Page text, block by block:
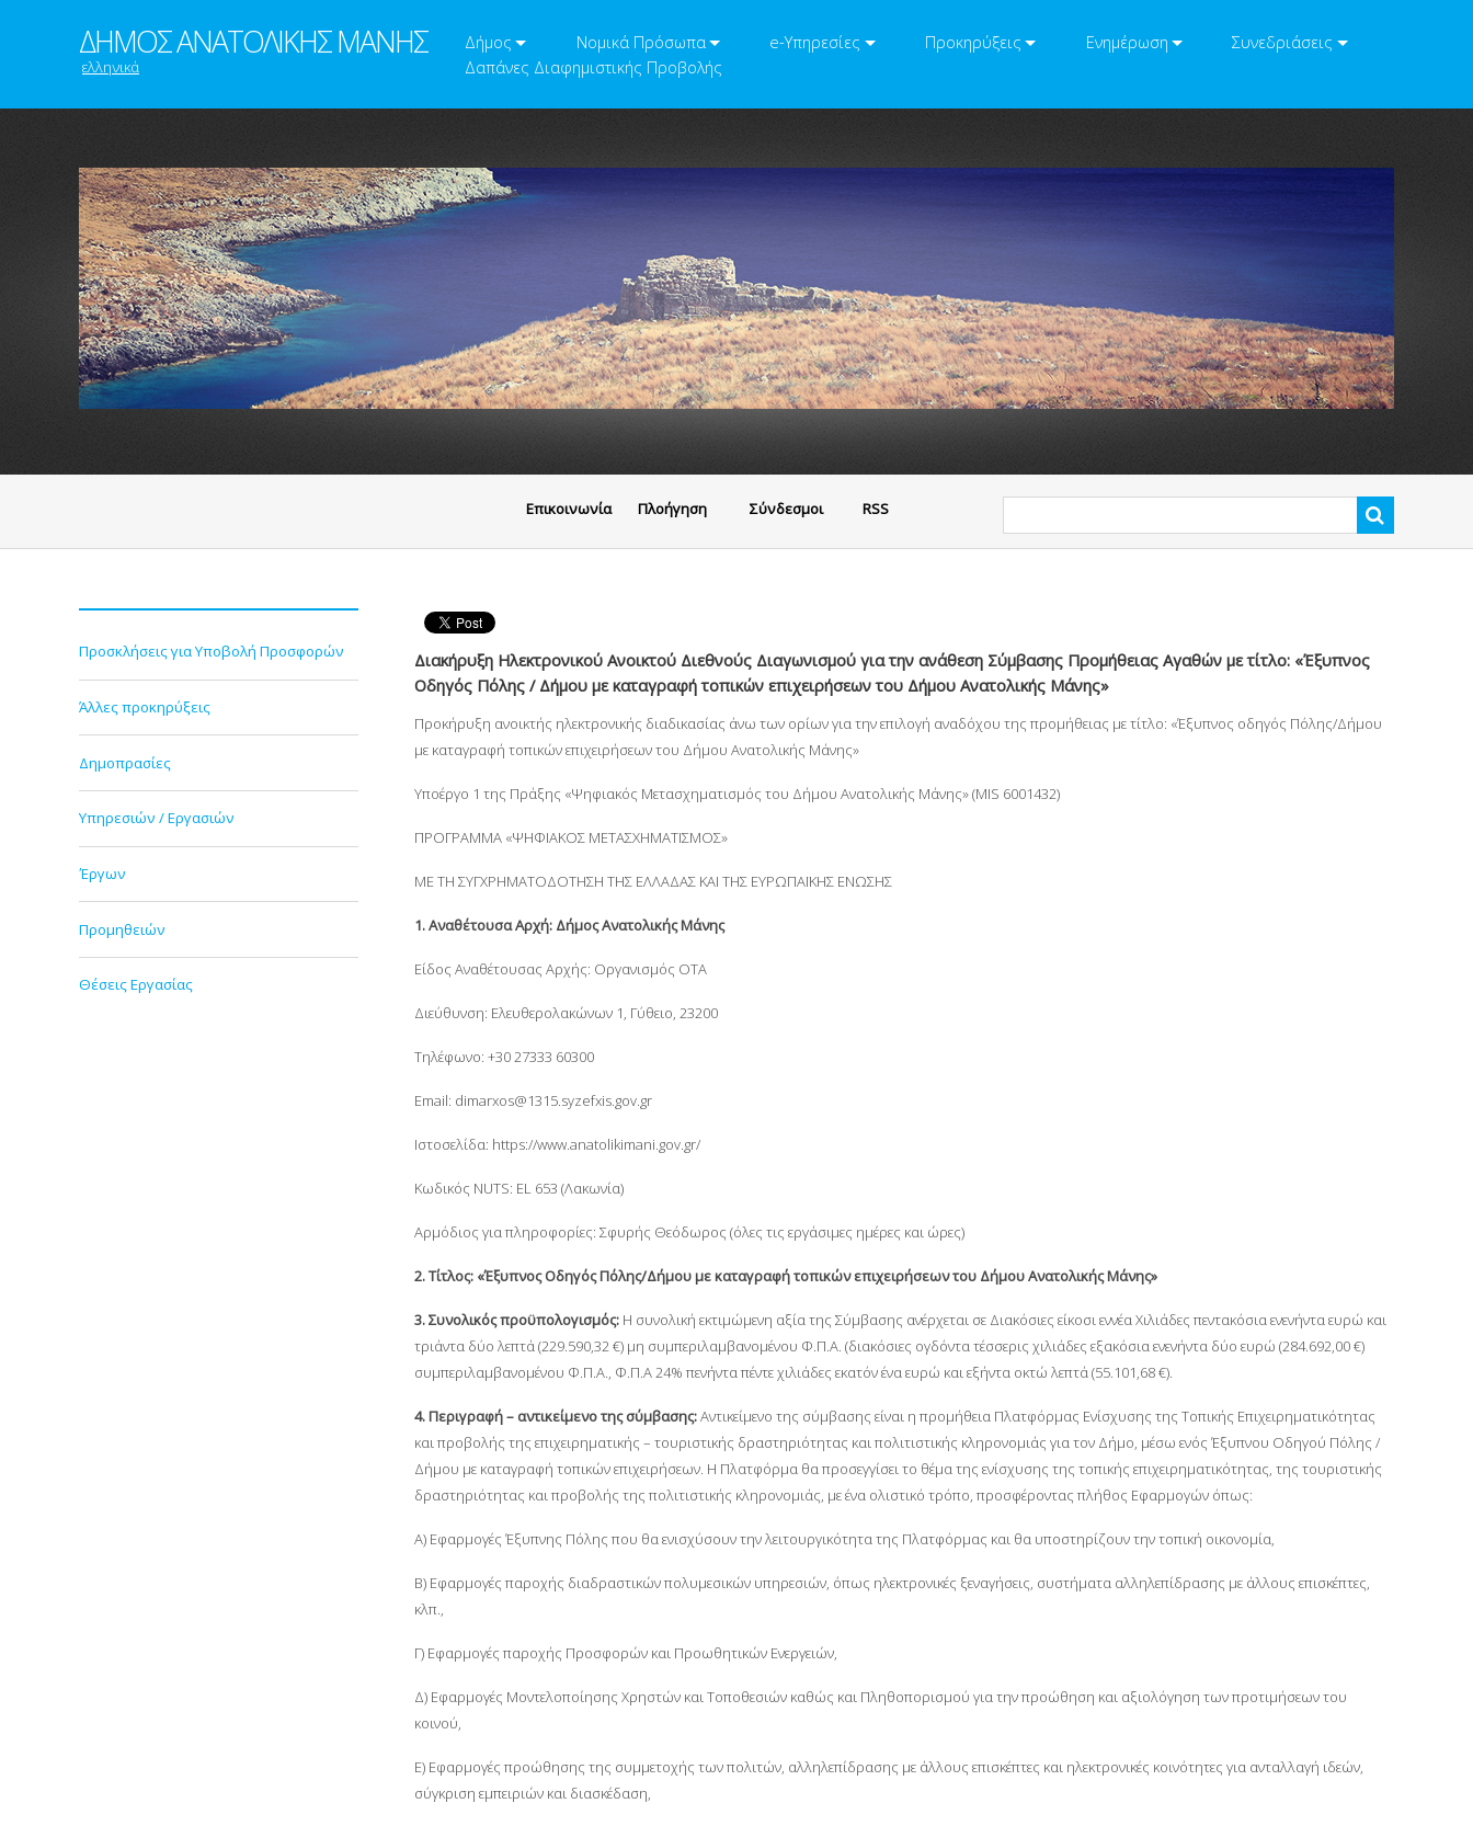
ΔΗΜΟΣ ΑΝΑΤΟΛΙΚΗΣ ΜΑΝΗΣ
ελληνικά
Δήμος Νομικά Πρόσωπα e-Υπηρεσίες Προκηρύξεις Ενημέρωση
Συνεδριάσεις
Δαπάνες Διαφημιστικής Προβολής
Eπικοινωνία Πλοήγηση Σύνδεσμοι RSS
Προσκλήσεις για Υποβολή Προσφορών
Άλλες προκηρύξεις
Δημοπρασίες
Υπηρεσιών / Εργασιών
Έργων
Προμηθειών
Θέσεις Εργασίας
Διακήρυξη Ηλεκτρονικού Ανοικτού Διεθνούς Διαγωνισμού για την ανάθεση Σύμβασης Προμήθειας Αγαθών με τίτλο: «Έξυπνος
Οδηγός Πόλης / Δήμου με καταγραφή τοπικών επιχειρήσεων του Δήμου Ανατολικής Μάνης»
Προκήρυξη ανοικτής ηλεκτρονικής διαδικασίας άνω των ορίων για την επιλογή αναδόχου της προμήθειας με τίτλο: «Έξυπνος οδηγός Πόλης/Δήμου
με καταγραφή τοπικών επιχειρήσεων του Δήμου Ανατολικής Μάνης»
Υποέργο 1 της Πράξης «Ψηφιακός Μετασχηματισμός του Δήμου Ανατολικής Μάνης» (MIS 6001432)
ΠΡΟΓΡΑΜΜΑ «ΨΗΦΙΑΚΟΣ ΜΕΤΑΣΧΗΜΑΤΙΣΜΟΣ»
ΜΕ ΤΗ ΣΥΓΧΡΗΜΑΤΟΔΟΤΗΣΗ ΤΗΣ ΕΛΛΑΔΑΣ ΚΑΙ ΤΗΣ ΕΥΡΩΠΑΪΚΗΣ ΕΝΩΣΗΣ
1.Αναθέτουσα Αρχή: Δήμος Ανατολικής Μάνης
Είδος Αναθέτουσας Αρχής: Οργανισμός ΟΤΑ
Διεύθυνση: Ελευθερολακώνων 1, Γύθειο, 23200
Τηλέφωνο: +30 27333 60300
Email: dimarxos@1315.syzefxis.gov.gr
Ιστοσελίδα: https://www.anatolikimani.gov.gr/
Κωδικός NUTS: EL 653 (Λακωνία)
Αρμόδιος για πληροφορίες: Σφυρής Θεόδωρος (όλες τις εργάσιμες ημέρες και ώρες)
2.Τίτλος: «Έξυπνος Οδηγός Πόλης/Δήμου με καταγραφή τοπικών επιχειρήσεων του Δήμου Ανατολικής Μάνης»
3.Συνολικός προϋπολογισμός: Η συνολική εκτιμώμενη αξία της Σύμβασης ανέρχεται σε Διακόσιες είκοσι εννέα Χιλιάδες πεντακόσια ενενήντα ευρώ και
τριάντα δύο λεπτά (229.590,32 €) μη συμπεριλαμβανομένου Φ.Π.Α. (διακόσιες ογδόντα τέσσερις χιλιάδες εξακόσια ενενήντα δύο ευρώ (284.692,00 €)
συμπεριλαμβανομένου Φ.Π.Α., Φ.Π.Α 24% πενήντα πέντε χιλιάδες εκατόν ένα ευρώ και εξήντα οκτώ λεπτά (55.101,68 €).
4.Περιγραφή – αντικείμενο της σύμβασης:Αντικείμενο της σύμβασης είναι η προμήθεια Πλατφόρμας Ενίσχυσης της Τοπικής Επιχειρηματικότητας
και προβολής της επιχειρηματικής – τουριστικής δραστηριότητας και πολιτιστικής κληρονομιάς για τον Δήμο, μέσω ενός Έξυπνου Οδηγού Πόλης /
Δήμου με καταγραφή τοπικών επιχειρήσεων. Η Πλατφόρμα θα προσεγγίσει το θέμα της ενίσχυσης της τοπικής επιχειρηματικότητας, της τουριστικής
δραστηριότητας και προβολής της πολιτιστικής κληρονομιάς, με ένα ολιστικό τρόπο, προσφέροντας πλήθος Εφαρμογών όπως:
Α) Εφαρμογές Έξυπνης Πόλης που θα ενισχύσουν την λειτουργικότητα της Πλατφόρμας και θα υποστηρίζουν την τοπική οικονομία,
Β) Εφαρμογές παροχής διαδραστικών πολυμεσικών υπηρεσιών, όπως ηλεκτρονικές ξεναγήσεις, συστήματα αλληλεπίδρασης με άλλους επισκέπτες,
κλπ.,
Γ) Εφαρμογές παροχής Προσφορών και Προωθητικών Ενεργειών,
Δ) Εφαρμογές Μοντελοποίησης Χρηστών και Τοποθεσιών καθώς και Πληθοπορισμού για την προώθηση και αξιολόγηση των προτιμήσεων του
κοινού,
Ε) Εφαρμογές προώθησης της συμμετοχής των πολιτών, αλληλεπίδρασης με άλλους επισκέπτες και ηλεκτρονικές κοινότητες για ανταλλαγή ιδεών,
σύγκριση εμπειριών και διασκέδαση,